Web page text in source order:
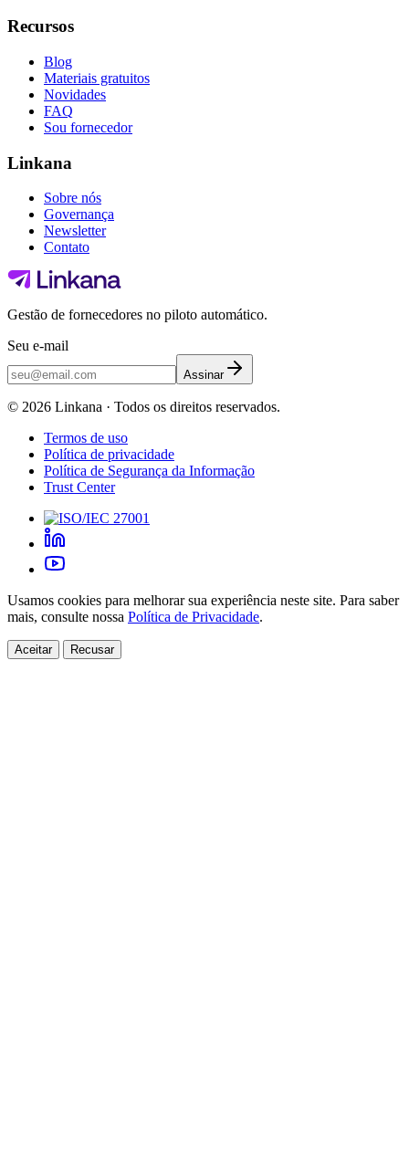
Recursos
Blog
Materiais gratuitos
Novidades
FAQ
Sou fornecedor
Linkana
Sobre nós
Governança
Newsletter
Contato
Gestão de fornecedores no piloto automático.
Seu e-mail
Assinar
© 2026 Linkana · Todos os direitos reservados.
Termos de uso
Política de privacidade
Política de Segurança da Informação
Trust Center
Usamos cookies para melhorar sua experiência neste site. Para saber
mais, consulte nossa Política de Privacidade.
Aceitar Recusar